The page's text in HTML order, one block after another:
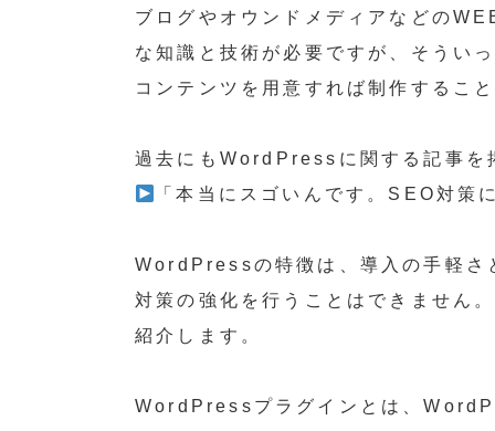
ブログやオウンドメディアなどの
な知識と技術が必要ですが、そうい
コンテンツを用意すれば制作するこ
過去にもWordPressに関する記事を
「本当にスゴいんです。SEO対策
WordPressの特徴は、導入の手軽さ
対策の強化を行うことはできません
紹介します。
WordPressプラグインとは、